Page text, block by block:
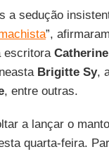
a sedução
”,
escritora
Brigitte Sy,
, entre outras.
a lançar o
quarta-feira.